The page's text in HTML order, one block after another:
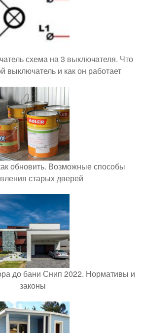
схема на 3 выключателя. Что
выключатель и как он работает
обновить. Возможные способы
старых дверей
до бани Снип 2022. Нормативы и
законы